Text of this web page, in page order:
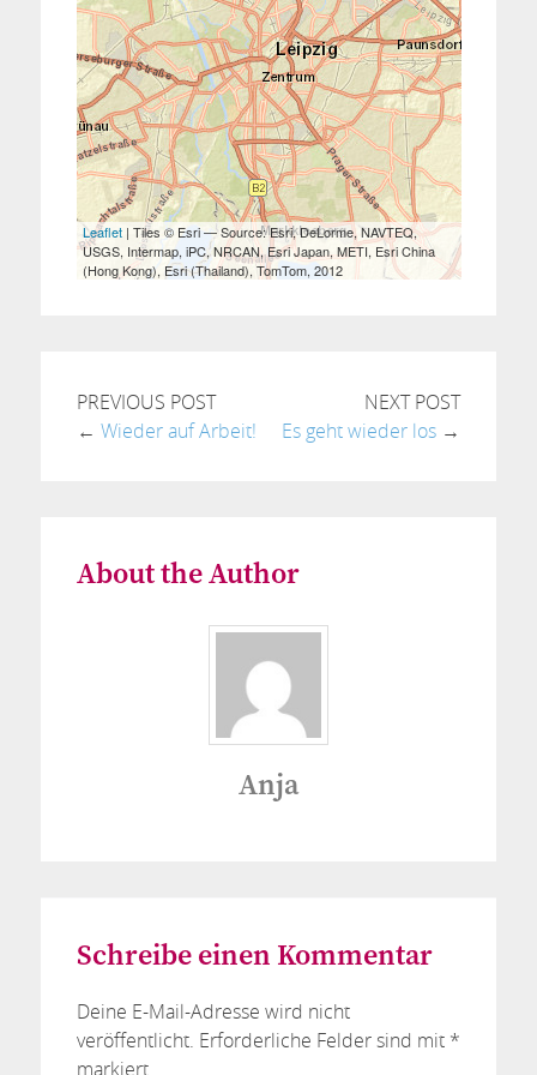
PREVIOUS POST
← Wieder auf Arbeit!
NEXT POST
Es geht wieder los →
About the Author
Anja
Schreibe einen Kommentar
Deine E-Mail-Adresse wird nicht
veröffentlicht. Erforderliche Felder sind mit *
markiert